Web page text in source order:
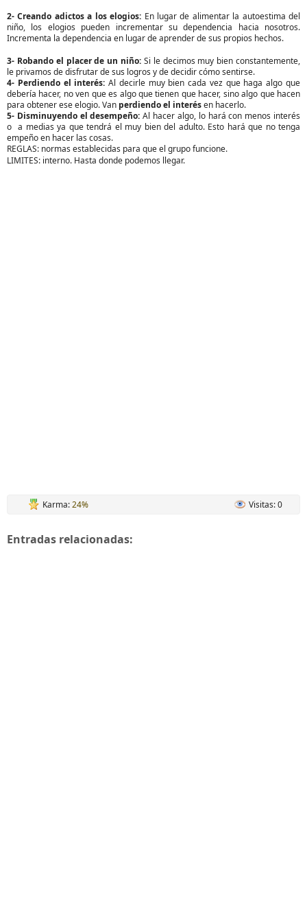
2- Creando adictos a los elogios: En lugar de alimentar la autoestima del
niño, los elogios pueden incrementar su dependencia hacia nosotros.
Incrementa la dependencia en lugar de aprender de sus propios hechos.
3- Robando el placer de un niño: Si le decimos muy bien constantemente,
le privamos de disfrutar de sus logros y de decidir cómo sentirse.
4- Perdiendo el interés: Al decirle muy bien cada vez que haga algo que
debería hacer, no ven que es algo que tienen que hacer, sino algo que hacen
para obtener ese elogio. Van perdiendo el interés en hacerlo.
5- Disminuyendo el desempeño: Al hacer algo, lo hará con menos interés
o  a medias ya que tendrá el muy bien del adulto. Esto hará que no tenga
empeño en hacer las cosas.
REGLAS: normas establecidas para que el grupo funcione.
LIMITES: interno. Hasta donde podemos llegar.
Karma:24% Visitas: 0
Entradas relacionadas: